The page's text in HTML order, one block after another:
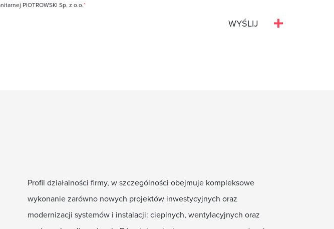
PIOTROWSKI Sp. z o.o.*
Profil działalności firmy, w szczególności obejmuje kompleksowe
wykonanie zarówno nowych projektów inwestycyjnych oraz
modernizacji systemów i instalacji: cieplnych, wentylacyjnych oraz